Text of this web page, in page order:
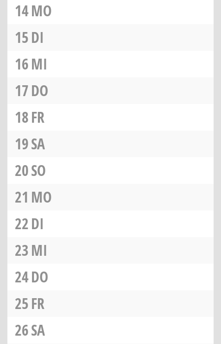
14MO
15DI
16MI
17DO
18FR
19SA
20SO
21 MO
22DI
23MI
24DO
25FR
26SA